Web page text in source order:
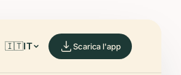
🇮🇹IT Scarica l'app